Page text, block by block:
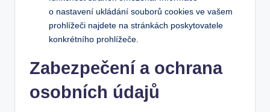
o nastavení ukládání souborů cookies ve vašem
prohlížeči najdete na stránkách poskytovatele
konkrétního prohlížeče.
Zabezpečení a ochrana
osobních údajů